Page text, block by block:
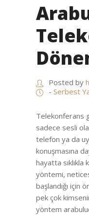
Posted by
- Serbest
Telekonferans
sadece sesli
telefon ya da
konuşmasına
hayatta sıklıkla
yöntemi,
başlandığı için
pek çok
yöntem